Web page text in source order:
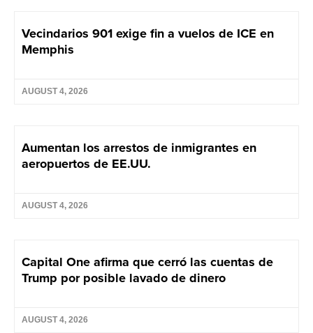
Vecindarios 901 exige fin a vuelos de ICE en
Memphis
AUGUST 4, 2026
Aumentan los arrestos de inmigrantes en
aeropuertos de EE.UU.
AUGUST 4, 2026
Capital One afirma que cerró las cuentas de
Trump por posible lavado de dinero
AUGUST 4, 2026